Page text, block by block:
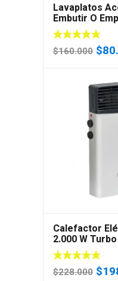
Lavaplatos
Embutir O
80x45cm M/s
$160.000 El
era:
$
Calefactor
2.000 W
EE2
$228.000 El
$